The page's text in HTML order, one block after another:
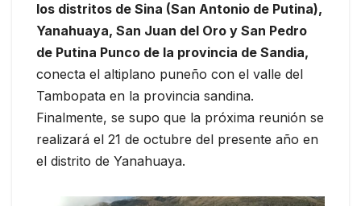
los distritos de Sina (San Antonio de Putina),
Yanahuaya, San Juan del Oro y San Pedro
de Putina Punco de la provincia de Sandia,
conecta el altiplano puneño con el valle del
Tambopata en la provincia sandina.
Finalmente, se supo que la próxima reunión se
realizará el 21 de octubre del presente año en
el distrito de Yanahuaya.